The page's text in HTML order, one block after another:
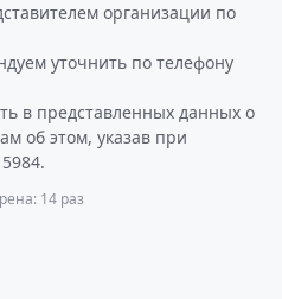
организации по
уточнить по телефону
в представленных данных о
об этом, указав при
14 раз